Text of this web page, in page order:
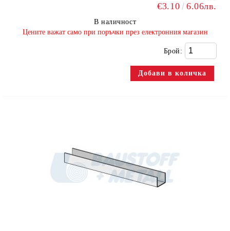
€3.10 6.06лв.
В наличност
​Цените важат само при поръчки през електронния магазин
Брой: